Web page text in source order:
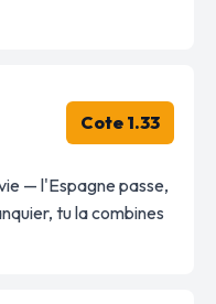
Cote 1.33
— l'Espagne passe,
tu la combines